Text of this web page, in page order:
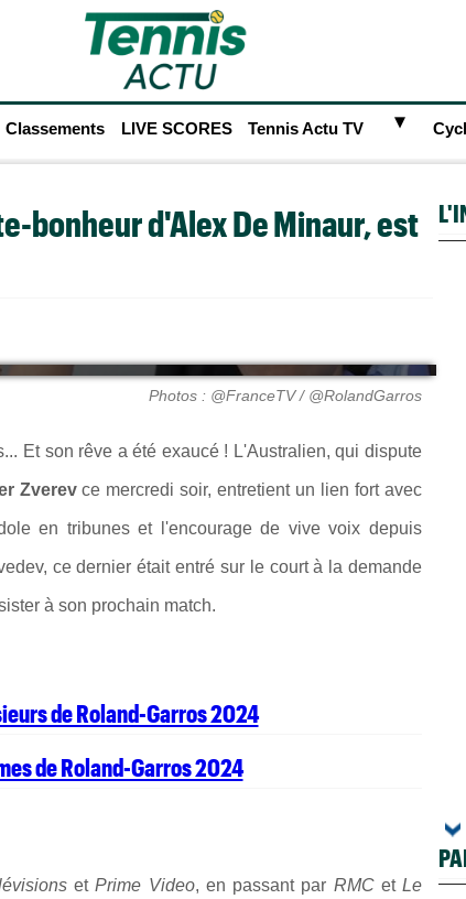
Classements LIVE SCORES Tennis Actu TV ►
bonheur d'Alex De Minaur, est
Photos : @FranceTV / @RolandGarros
Et son rêve a été exaucé ! L'Australien, qui dispute
Zverevce mercredi soir, entretient un lien fort avec
en tribunes et l'encourage de vive voix depuis
ce dernier était entré sur le court à la demande
à son prochain match.
de Roland-Garros 2024
de Roland-Garros 2024
etPrime Video, en passant par RMCetLe